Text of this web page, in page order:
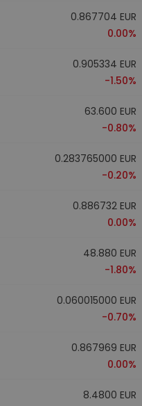
0.867704 EUR
0.00%
0.905334 EUR
-1.50%
63.600 EUR
-0.80%
0.283765000 EUR
-0.20%
0.886732 EUR
0.00%
48.880 EUR
-1.80%
0.060015000 EUR
-0.70%
0.867969 EUR
0.00%
8.4800 EUR